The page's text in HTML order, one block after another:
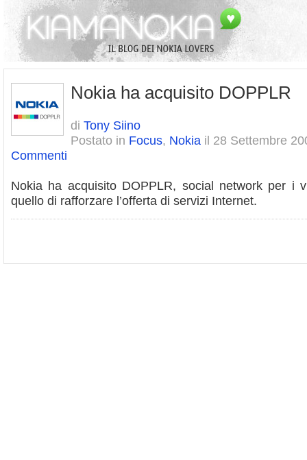
Nokia ha acquisito DOPPLR
di Tony Siino
Postato in Focus, Nokia il 28 Settembre
Commenti
Nokia ha acquisito DOPPLR, social network per i
quello di rafforzare l’offerta di servizi Internet.